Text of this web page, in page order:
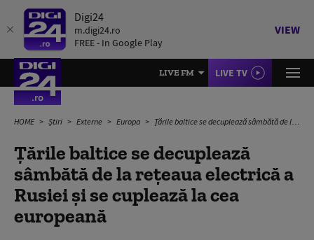
Digi24
m.digi24.ro
FREE - In Google Play
VIEW
LIVE FM LIVE TV
HOME Știri Externe Europa Ţările baltice se decuplează sâmbătă de la reţeaua electrică a Rusiei și se cuplează la cea europeană
Ţările baltice se decuplează
sâmbătă de la reţeaua electrică a
Rusiei și se cuplează la cea
europeană